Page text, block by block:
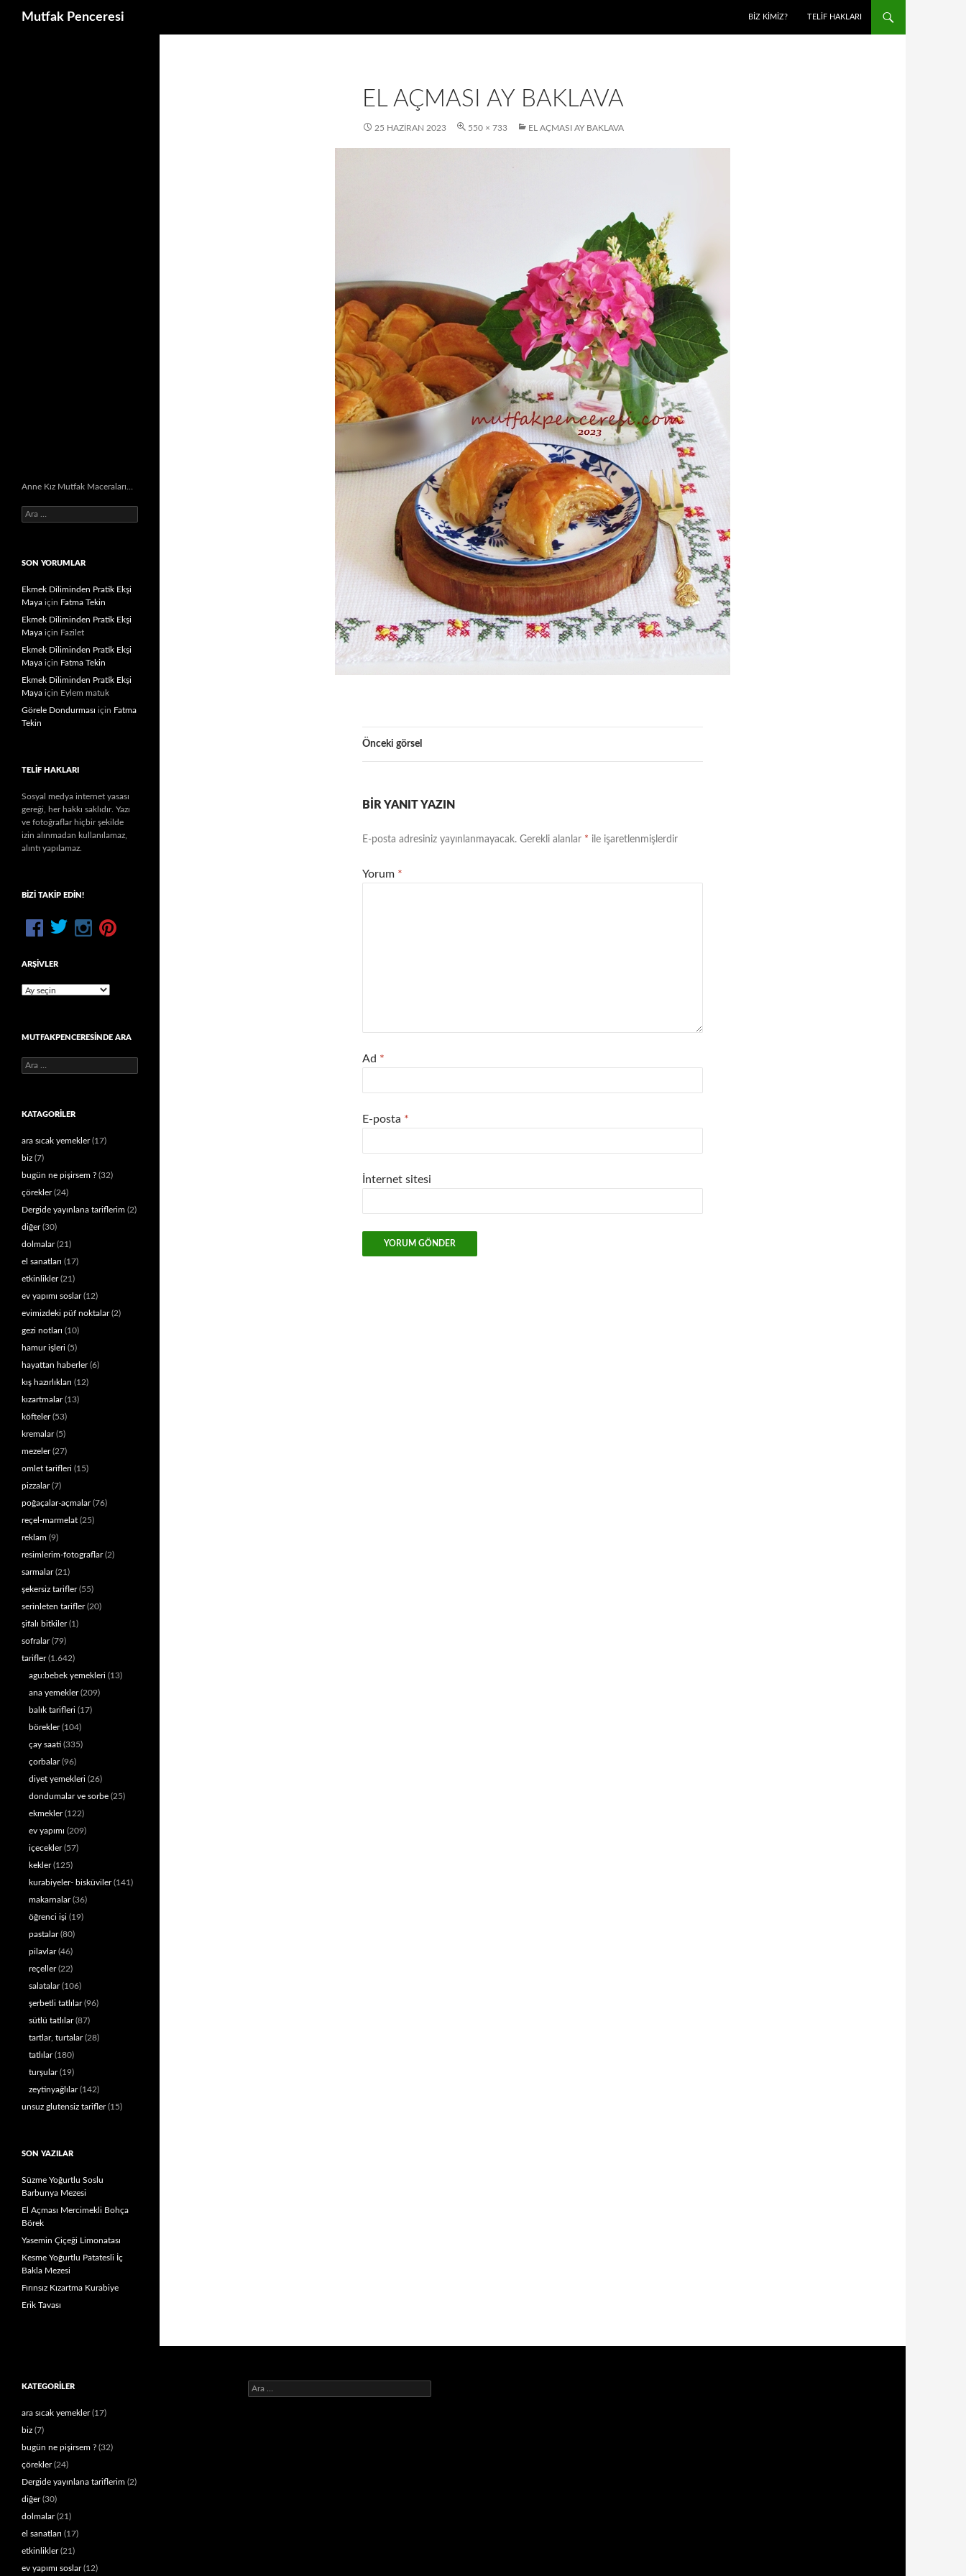
Mutfak Penceresi BIZ KIMIZ? TELIF HAKLARI
EL AÇMASI AY BAKLAVA
25 HAZIRAN 2023 550 × 733 EL AÇMASI AY BAKLAVA
Önceki görsel
BIR YANIT YAZIN
E-posta adresiniz yayınlanmayacak. Gerekli alanlar * ile işaretlenmişlerdir
Yorum *
Ad *
E-posta *
İnternet sitesi
Anne Kız Mutfak Maceraları…
Arama:
SON YORUMLAR
Ekmek Diliminden Pratik Ekşi
Maya için Fatma Tekin
Ekmek Diliminden Pratik Ekşi
Maya için Fazilet
Ekmek Diliminden Pratik Ekşi
Maya için Fatma Tekin
Ekmek Diliminden Pratik Ekşi
Maya için Eylem matuk
Görele Dondurması için Fatma
Tekin
TELIF HAKLARI
Sosyal medya internet yasası
gereği, her hakkı saklıdır. Yazı
ve fotoğraflar hiçbir şekilde
izin alınmadan kullanılamaz,
alıntı yapılamaz.
BIZI TAKIP EDIN!
ARŞIVLER
Arşivler
MUTFAKPENCERESINDE ARA
Arama:
KATAGORILER
ara sıcak yemekler(17)
biz (7)
bugün ne pişirsem ? (32)
çörekler(24)
Dergide yayınlana tariflerim (2)
diğer(30)
dolmalar(21)
el sanatları (17)
etkinlikler(21)
ev yapımı soslar(12)
evimizdeki püf noktalar(2)
gezi notları (10)
hamur işleri (5)
hayattan haberler(6)
kış hazırlıkları (12)
kızartmalar(13)
köfteler(53)
kremalar(5)
mezeler(27)
omlet tarifleri (15)
pizzalar(7)
poğaçalar-açmalar(76)
reçel-marmelat (25)
reklam (9)
resimlerim-fotograflar(2)
sarmalar(21)
şekersiz tarifler(55)
serinleten tarifler(20)
şifalı bitkiler(1)
sofralar(79)
tarifler(1.642)
agu:bebek yemekleri (13)
ana yemekler(209)
balık tarifleri (17)
börekler(104)
çay saati (335)
çorbalar(96)
diyet yemekleri (26)
dondumalar ve sorbe (25)
ekmekler(122)
ev yapımı (209)
içecekler(57)
kekler(125)
kurabiyeler- bisküviler(141)
makarnalar(36)
öğrenci işi (19)
pastalar(80)
pilavlar(46)
reçeller(22)
salatalar(106)
şerbetli tatlılar(96)
sütlü tatlılar(87)
tartlar, turtalar(28)
tatlılar(180)
turşular(19)
zeytinyağlılar(142)
unsuz glutensiz tarifler(15)
SON YAZILAR
Süzme Yoğurtlu Soslu
Barbunya Mezesi
El Açması Mercimekli Bohça
Börek
Yasemin Çiçeği Limonatası
Kesme Yoğurtlu Patatesli İç
Bakla Mezesi
Fırınsız Kızartma Kurabiye
Erik Tavası
KATEGORILER
ara sıcak yemekler(17)
biz (7)
bugün ne pişirsem ? (32)
çörekler(24)
Dergide yayınlana tariflerim (2)
diğer(30)
dolmalar(21)
el sanatları (17)
etkinlikler(21)
ev yapımı soslar(12)
Arama: